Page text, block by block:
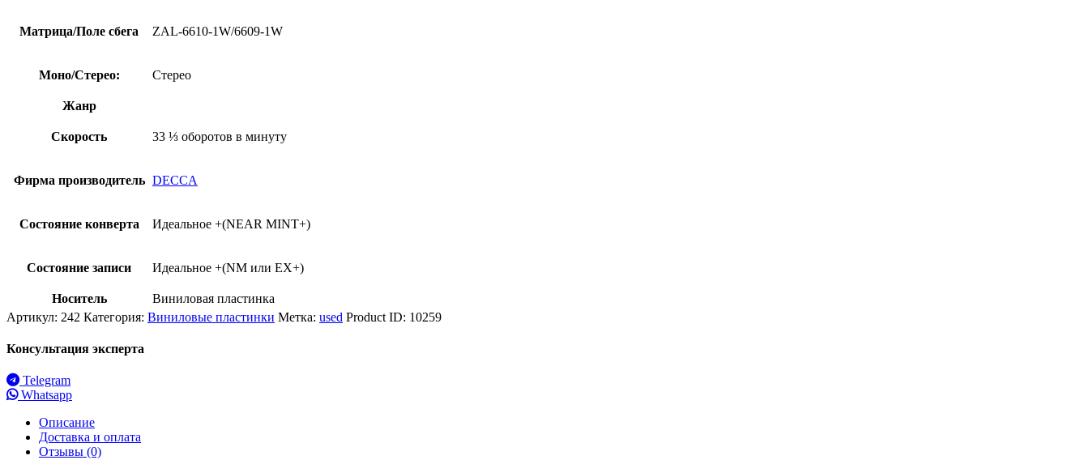
Матрица/Поле сбега ZAL-6610-1W/6609-1W
Моно/Стерео: Стерео
Жанр
Скорость 33 ⅓ оборотов в минуту
Фирма производитель DECCA
Состояние конверта Идеальное +(NEAR MINT+)
Состояние записи Идеальное +(NM или EX+)
Носитель
Виниловая пластинка
Артикул: 242 Категория: Виниловые пластинки Метка: used Product ID: 10259
Консультация эксперта
Telegram
Whatsapp
Описание
Доставка и оплата
Отзывы (0)